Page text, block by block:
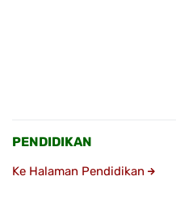
PENDIDIKAN
Ke Halaman Pendidikan